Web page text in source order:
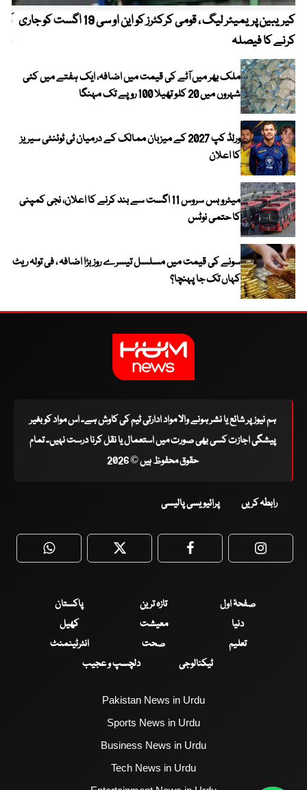
کیریبین پریمیئر لیگ ، قومی کرکٹرز کو این او سی 19 اگست کو جاری
کرنے کا فیصلہ
ملک بھر میں آٹے کی قیمت میں اضافہ، ایک ہفتے میں کئی
شہروں میں 20 کلو تھیلا 100 روپے تک مہنگا
ورلڈ کپ 2027 کے میزبان ممالک کے درمیان ٹی ٹوئنٹی سیریز
کا اعلان
میٹرو بس سروس 11 اگست سے بند کرنے کا اعلان، نجی کمپنی
کا حتمی نوٹس
سونے کی قیمت میں مسلسل تیسرے روز بڑا اضافہ ، فی تولہ ریٹ
کہاں تک جا پہنچا؟
ہم نیوز پر شائع یا نشر ہونے والا مواد ادارتی ٹیم کی کاوش ہے۔ اس مواد کو بغیر
پیشگی اجازت کسی بھی صورت میں استعمال یا نقل کرنا درست نہیں۔ تمام
حقوق محفوظ ہیں © 2026
رابطہ کریں پرائیویسی پالیسی
WhatsApp Twitter Facebook
صفحۂ اول تازہ ترین
پاکستان
دنیا
معیشت
کھیل
تعلیم
صحت
انٹرٹینمنٹ
ٹیکنالوجی
دلچسپ و عجیب
Pakistan News in Urdu
Sports News in Urdu
Business News in Urdu
Tech News in Urdu